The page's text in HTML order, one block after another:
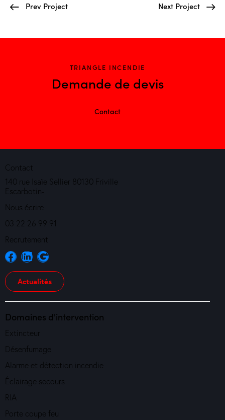
Prev Project Next Project
TRIANGLE INCENDIE
Demande de devis
Contact
Contact
140 rue Isaïe Sellier 80130 Friville
Escarbotin-
Nous écrire
03 22 26 99 91
Recrutement
Actualités
Domaines d'intervention
Extincteur
Désenfumage
Alarme et détection incendie
Éclairage secours
RIA
Porte coupe feu